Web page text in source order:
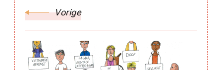
Vorige